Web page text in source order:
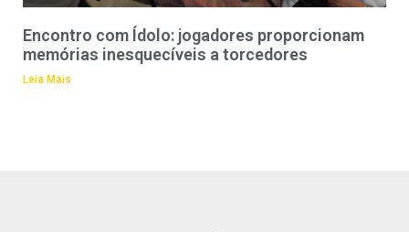
Encontro com Ídolo: jogadores proporcionam
memórias inesquecíveis a torcedores
Leia Mais